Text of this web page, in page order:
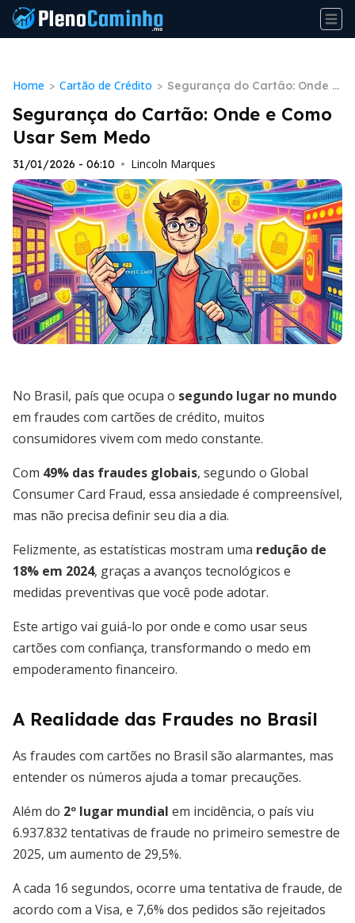
Home > Cartão de Crédito > Segurança do Cartão: Onde e
Como Usar Sem Medo
Segurança do Cartão: Onde e Como
Usar Sem Medo
31/01/2026 - 06:10 • Lincoln Marques
No Brasil, país que ocupa o segundo lugar no mundo
em fraudes com cartões de crédito, muitos
consumidores vivem com medo constante.
Com 49% das fraudes globais, segundo o Global
Consumer Card Fraud, essa ansiedade é compreensível,
mas não precisa definir seu dia a dia.
Felizmente, as estatísticas mostram uma redução de
18% em 2024, graças a avanços tecnológicos e
medidas preventivas que você pode adotar.
Este artigo vai guiá-lo por onde e como usar seus
cartões com confiança, transformando o medo em
empoderamento financeiro.
A Realidade das Fraudes no Brasil
As fraudes com cartões no Brasil são alarmantes, mas
entender os números ajuda a tomar precauções.
Além do 2º lugar mundial em incidência, o país viu
6.937.832 tentativas de fraude no primeiro semestre de
2025, um aumento de 29,5%.
A cada 16 segundos, ocorre uma tentativa de fraude, de
acordo com a Visa, e 7,6% dos pedidos são rejeitados